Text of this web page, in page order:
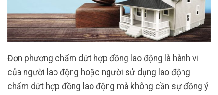
Đơn phương chấm dứt hợp đồng lao động là hành vi
của người lao động hoặc người sử dụng lao động
chấm dứt hợp đồng lao động mà không cần sự đồng ý